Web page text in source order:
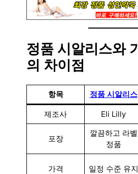
정품 시알리스와
의 차이점
항목 정품 시알리스
제조사 Eli Lilly
포장
깔끔하고 라벨
정품
가격 일정 수준 유지